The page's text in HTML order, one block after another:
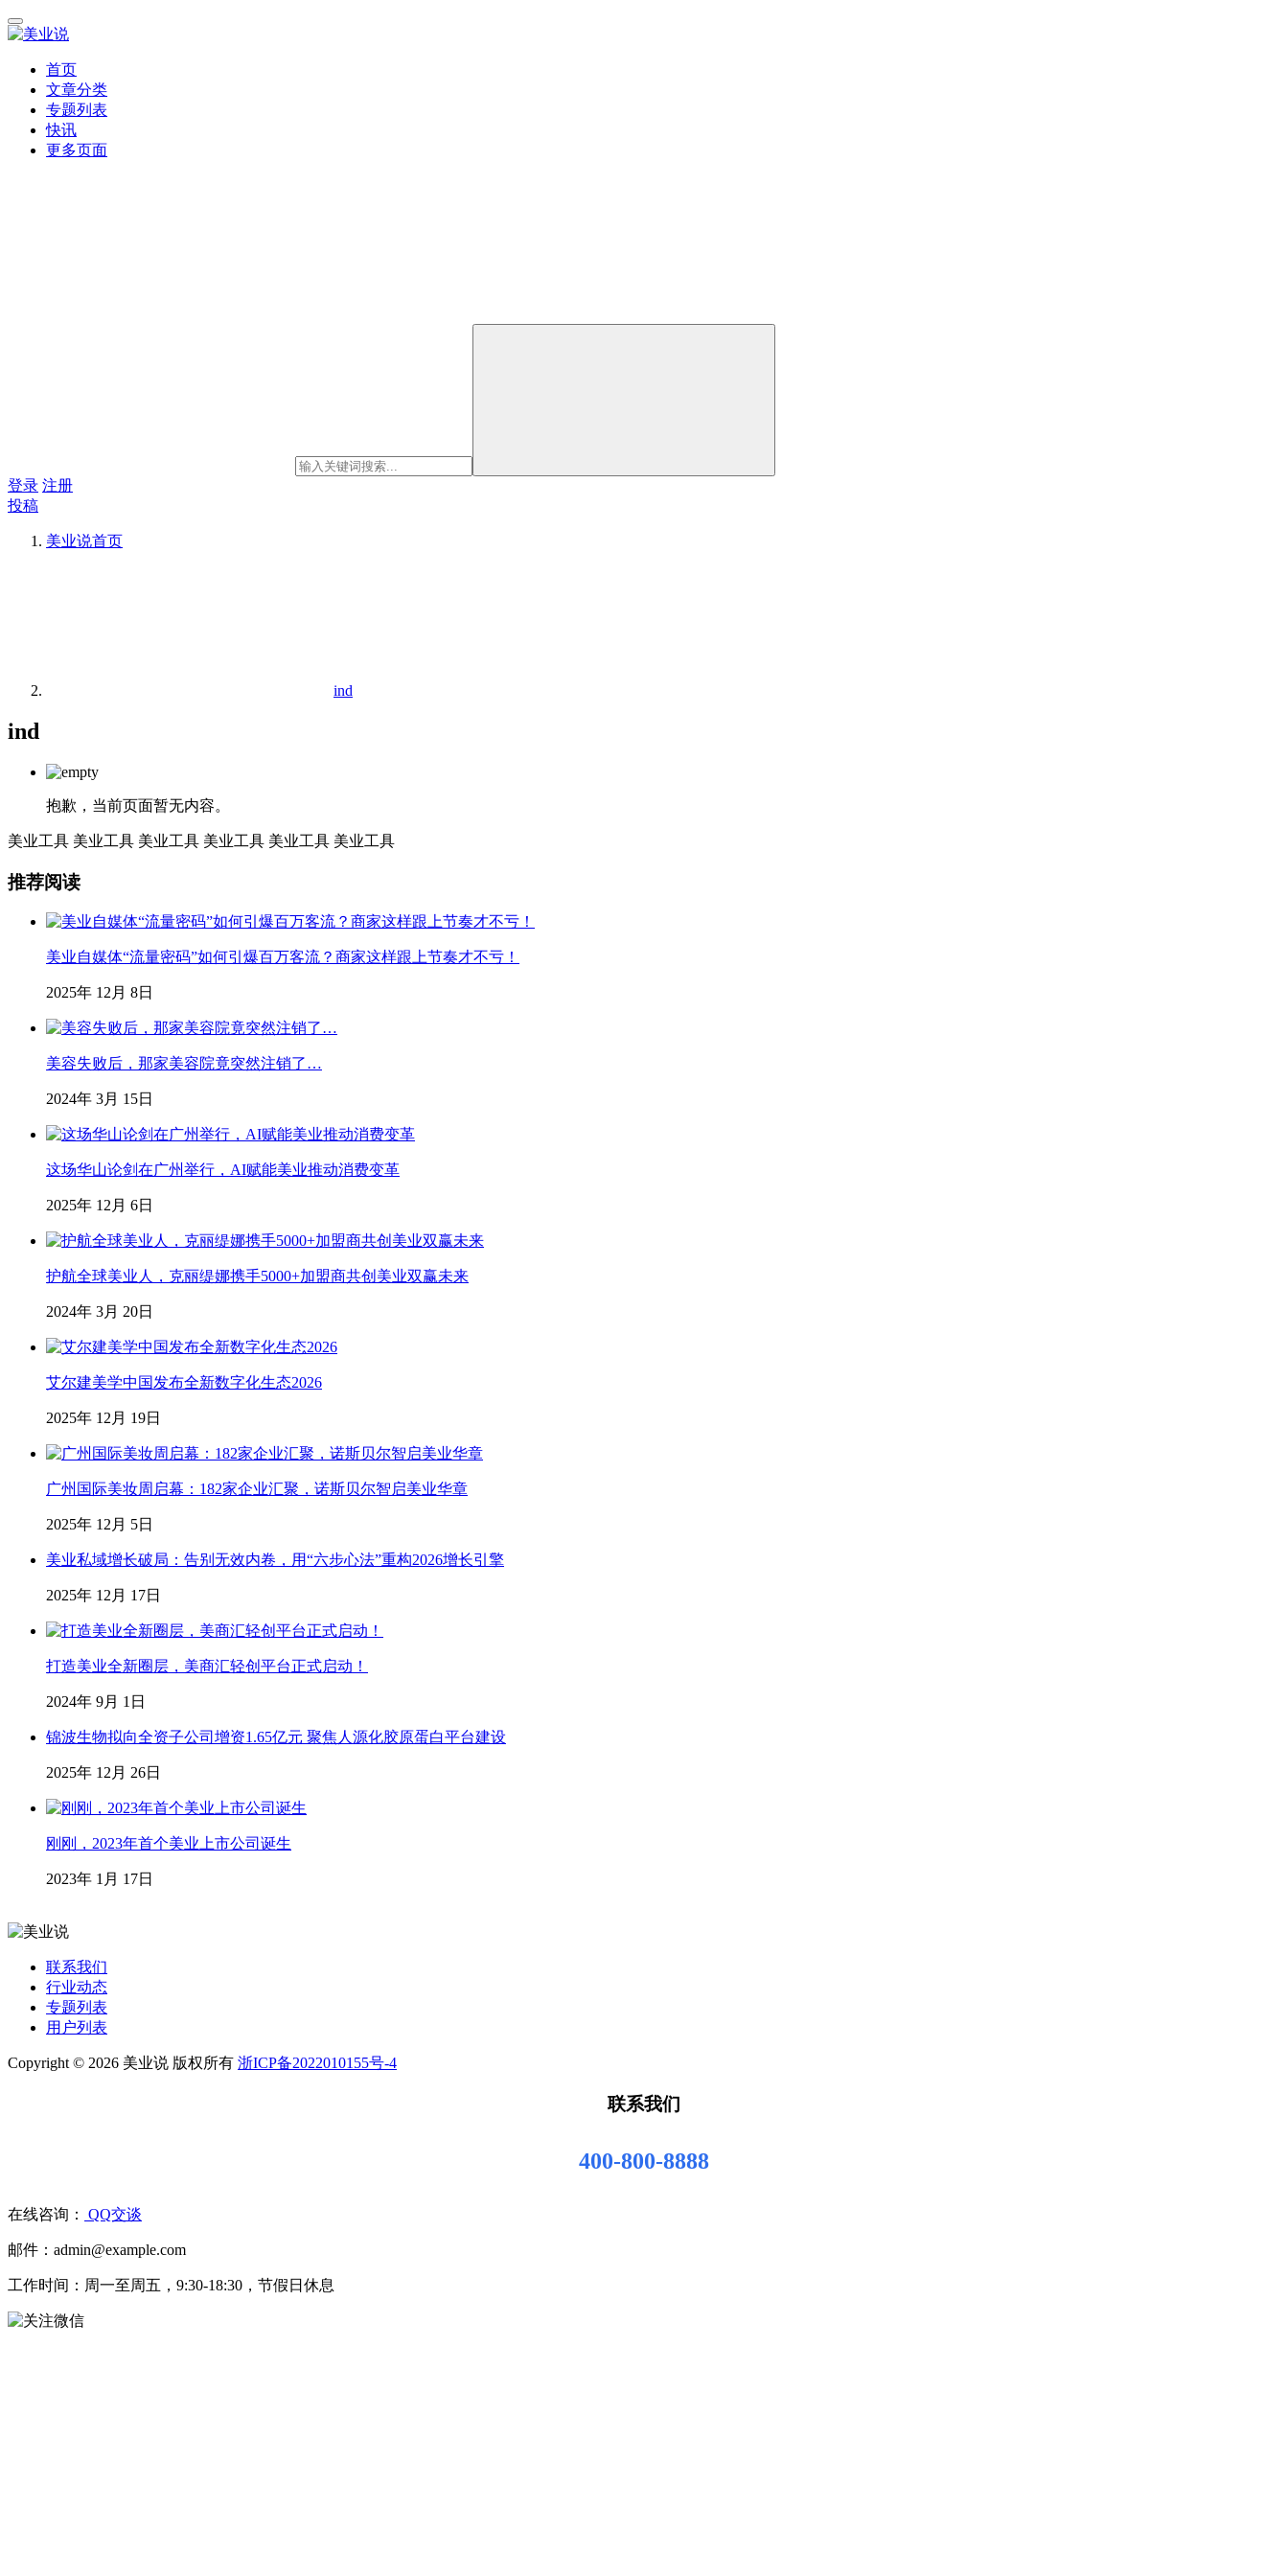
首页
文章分类
专题列表
快讯
更多页面
登录 注册
投稿
美业说首页
ind
ind
抱歉，当前页面暂无内容。
美业工具 美业工具 美业工具 美业工具 美业工具 美业工具
推荐阅读
美业自媒体“流量密码”如何引爆百万客流？商家这样跟上节奏才不亏！
2025年 12月 8日
美容失败后，那家美容院竟突然注销了…
2024年 3月 15日
这场华山论剑在广州举行，AI赋能美业推动消费变革
2025年 12月 6日
护航全球美业人，克丽缇娜携手5000+加盟商共创美业双赢未来
2024年 3月 20日
艾尔建美学中国发布全新数字化生态2026
2025年 12月 19日
广州国际美妆周启幕：182家企业汇聚，诺斯贝尔智启美业华章
2025年 12月 5日
美业私域增长破局：告别无效内卷，用“六步心法”重构2026增长引擎
2025年 12月 17日
打造美业全新圈层，美商汇轻创平台正式启动！
2024年 9月 1日
锦波生物拟向全资子公司增资1.65亿元 聚焦人源化胶原蛋白平台建设
2025年 12月 26日
刚刚，2023年首个美业上市公司诞生
2023年 1月 17日
联系我们
行业动态
专题列表
用户列表
Copyright © 2026 美业说 版权所有 浙ICP备2022010155号-4
联系我们
400-800-8888
在线咨询： QQ交谈
邮件：admin@example.com
工作时间：周一至周五，9:30-18:30，节假日休息